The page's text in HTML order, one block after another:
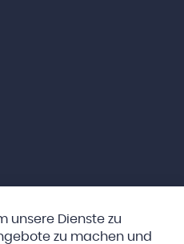
unsere Dienste zu
zu machen und